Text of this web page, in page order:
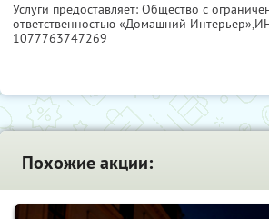
Услуги предоставляет: Общество с
ответственностью «Домашний Интерьер»,
1077763747269
Похожие акции: